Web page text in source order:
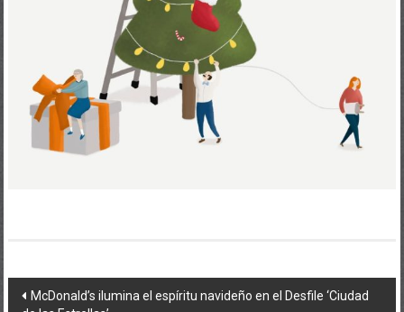
Navegación
McDonald’s ilumina el espíritu navideño en el Desfile ‘Ciudad